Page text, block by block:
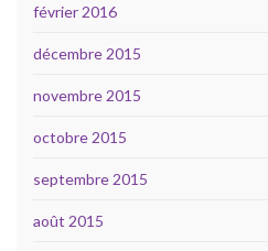
février 2016
décembre 2015
novembre 2015
octobre 2015
septembre 2015
août 2015